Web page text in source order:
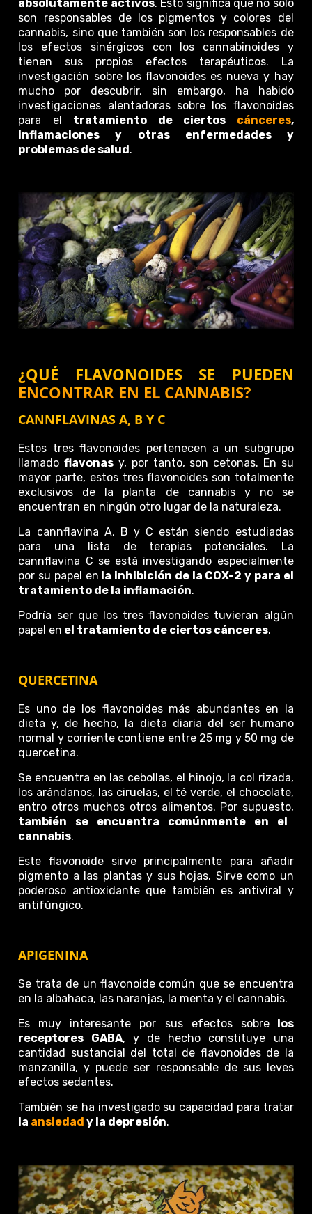
absolutamente activos. Esto significa que no solo
son responsables de los pigmentos y colores del
cannabis, sino que también son los responsables de
los efectos sinérgicos con los cannabinoides y
tienen sus propios efectos terapéuticos. La
investigación sobre los flavonoides es nueva y hay
mucho por descubrir, sin embargo, ha habido
investigaciones alentadoras sobre los flavonoides
para el tratamiento de ciertos cánceres,
inflamaciones y otras enfermedades y
problemas de salud.
¿QUÉ FLAVONOIDES SE PUEDEN
ENCONTRAR EN EL CANNABIS?
CANNFLAVINAS A, B Y C
Estos tres flavonoides pertenecen a un subgrupo
llamadoflavonas y, por tanto, son cetonas. En su
mayor parte, estos tres flavonoides son totalmente
exclusivos de la planta de cannabis y no se
encuentran en ningún otro lugar de la naturaleza.
La cannflavina A, B y C están siendo estudiadas
para una lista de terapias potenciales. La
cannflavina C se está investigando especialmente
por su papel en la inhibición de la COX-2 y para el
tratamiento de la inflamación.
Podría ser que los tres flavonoides tuvieran algún
papel en el tratamiento de ciertos cánceres.
QUERCETINA
Es uno de los flavonoides más abundantes en la
dieta y, de hecho, la dieta diaria del ser humano
normal y corriente contiene entre 25 mg y 50 mg de
quercetina.
Se encuentra en las cebollas, el hinojo, la col rizada,
los arándanos, las ciruelas, el té verde, el chocolate,
entro otros muchos otros alimentos. Por supuesto,
también se encuentra comúnmente en el
cannabis.
Este flavonoide sirve principalmente para añadir
pigmento a las plantas y sus hojas. Sirve como un
poderoso antioxidante que también es antiviral y
antifúngico.
APIGENINA
Se trata de un flavonoide común que se encuentra
en la albahaca, las naranjas, la menta y el cannabis.
Es muy interesante por sus efectos sobrelos
receptores GABA, y de hecho constituye una
cantidad sustancial del total de flavonoides de la
manzanilla, y puede ser responsable de sus leves
efectos sedantes.
También se ha investigado su capacidad para tratar
la ansiedad y la depresión.